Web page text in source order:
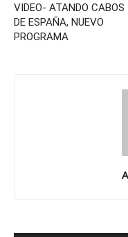
VIDEO- ATANDO
DE ESPAÑA, NUEVO
PROGRAMA